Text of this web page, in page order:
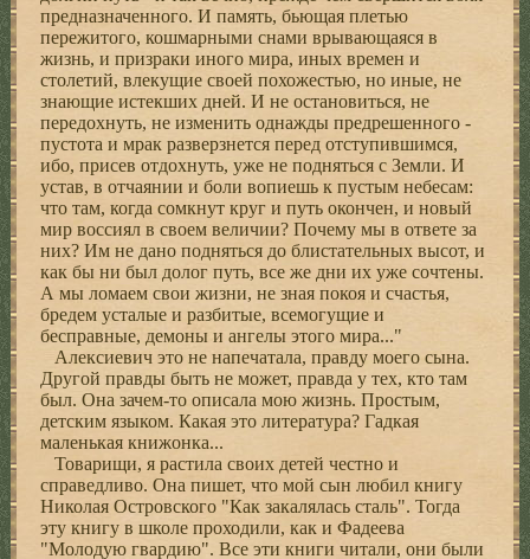
предназначенного. И память, бьющая плетью
пережитого, кошмарными снами врывающаяся в
жизнь, и призраки иного мира, иных времен и
столетий, влекущие своей похожестью, но иные, не
знающие истекших дней. И не остановиться, не
передохнуть, не изменить однажды предрешенного -
пустота и мрак разверзнется перед отступившимся,
ибо, присев отдохнуть, уже не подняться с Земли. И
устав, в отчаянии и боли вопиешь к пустым небесам:
что там, когда сомкнут круг и путь окончен, и новый
мир воссиял в своем величии? Почему мы в ответе за
них? Им не дано подняться до блистательных высот, и
как бы ни был долог путь, все же дни их уже сочтены.
А мы ломаем свои жизни, не зная покоя и счастья,
бредем усталые и разбитые, всемогущие и
бесправные, демоны и ангелы этого мира..."
Алексиевич это не напечатала, правду моего сына.
Другой правды быть не может, правда у тех, кто там
был. Она зачем-то описала мою жизнь. Простым,
детским языком. Какая это литература? Гадкая
маленькая книжонка...
Товарищи, я растила своих детей честно и
справедливо. Она пишет, что мой сын любил книгу
Николая Островского "Как закалялась сталь". Тогда
эту книгу в школе проходили, как и Фадеева
"Молодую гвардию". Все эти книги читали, они были